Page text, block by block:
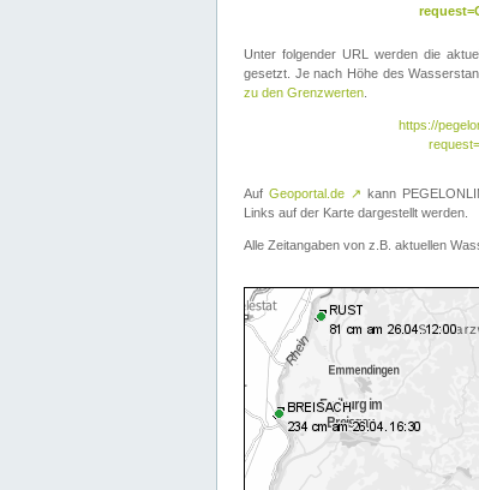
Unter folgender URL werden die
gesetzt. Je nach Höhe des
zu den Grenzwerten
https://
Auf Geoportal.de ↗ kann
Links auf der Karte dargestellt werden.
Alle Zeitangaben von z.B. aktuellen